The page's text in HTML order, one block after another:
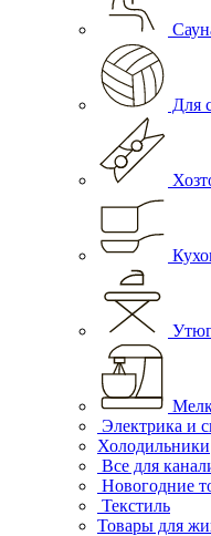
Для
Электрика и
Холодильники
Все для
Новогодние
Текстиль
Товары для